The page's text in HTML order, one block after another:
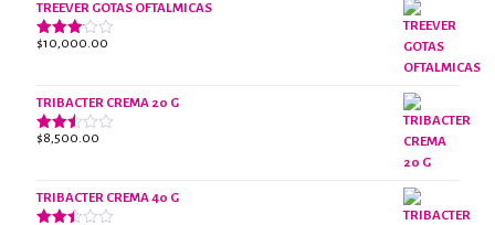
de 5
TREEVER GOTAS OFTALMICAS
Valorado
$10,000.00
TRIBACTER CREMA 20 G
Valorado
$8,500.00
TRIBACTER CREMA 40 G